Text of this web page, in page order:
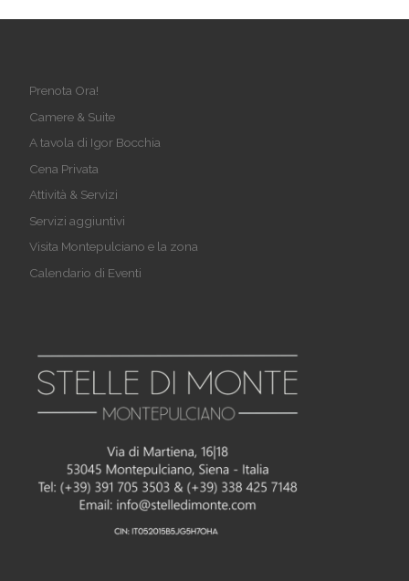
Prenota Ora!
Camere & Suite
A tavola di Igor Bocchia
Cena Privata
Attività & Servizi
Servizi aggiuntivi
Visita Montepulciano e la zona
Calendario di Eventi